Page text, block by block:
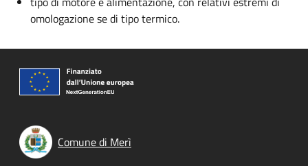
omologazione se di tipo termico.
Comune di Merì